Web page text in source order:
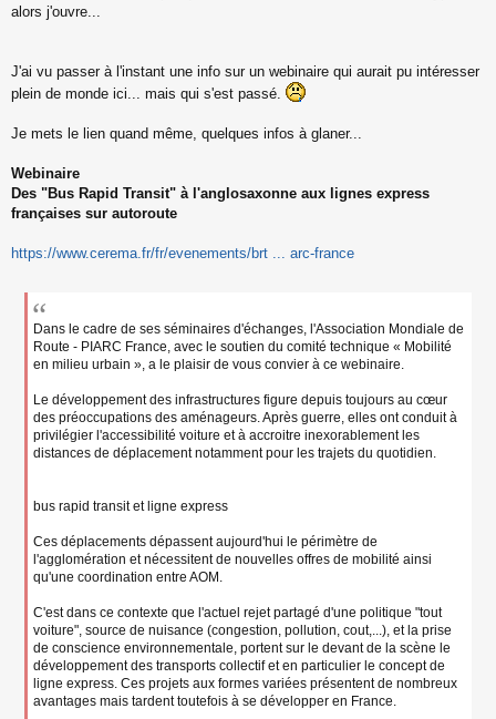
s
e
n
l
alors j'ouvre...
J'ai vu passer à l'instant une info sur un webinaire qui aurait pu intéresser
plein de monde ici... mais qui s'est passé.
Je mets le lien quand même, quelques infos à glaner...
Webinaire
Des "Bus Rapid Transit" à l'anglosaxonne aux lignes express
françaises sur autoroute
https://www.cerema.fr/fr/evenements/brt ... arc-france
Dans le cadre de ses séminaires d'échanges, l'Association Mondiale de
Route - PIARC France, avec le soutien du comité technique « Mobilité
en milieu urbain », a le plaisir de vous convier à ce webinaire.
Le développement des infrastructures figure depuis toujours au cœur
des préoccupations des aménageurs. Après guerre, elles ont conduit à
privilégier l'accessibilité voiture et à accroitre inexorablement les
distances de déplacement notamment pour les trajets du quotidien.
bus rapid transit et ligne express
Ces déplacements dépassent aujourd'hui le périmètre de
l'agglomération et nécessitent de nouvelles offres de mobilité ainsi
qu'une coordination entre AOM.
C'est dans ce contexte que l'actuel rejet partagé d'une politique "tout
voiture", source de nuisance (congestion, pollution, cout,...), et la prise
de conscience environnementale, portent sur le devant de la scène le
développement des transports collectif et en particulier le concept de
ligne express. Ces projets aux formes variées présentent de nombreux
avantages mais tardent toutefois à se développer en France.